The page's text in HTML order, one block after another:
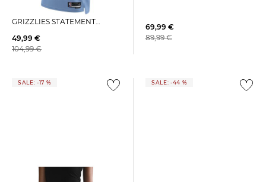
NBA JA MORANT MEMPHIS
GRIZZLIES STATEMENT
49,99 €
104,99 €
69,99 €
89,99 €
SALE: -17 % SALE: -44 %